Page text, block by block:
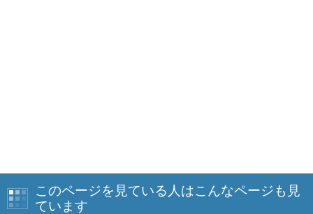
このページを見ている人はこんなページも見
ています